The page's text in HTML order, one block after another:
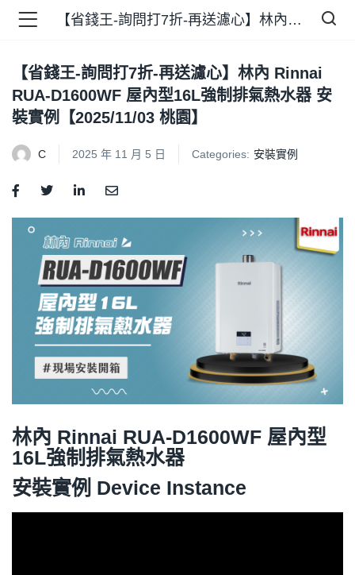
)
)
【省錢王-詢問打7折-再送濾心】林內 Rinnai RUA-D1600WF 屋內型16L強制排氣熱水器 安裝實例【2025/11/03 桃園】
【省錢王-詢問打7折-再送濾心】林內 Rinnai
RUA-D1600WF 屋內型16L強制排氣熱水器 安
裝實例【2025/11/03 桃園】
C 2025 年 11 月 5 日 Categories: 安裝實例
林內 Rinnai RUA-D1600WF 屋內型
16L強制排氣熱水器
安裝實例 Device Instance